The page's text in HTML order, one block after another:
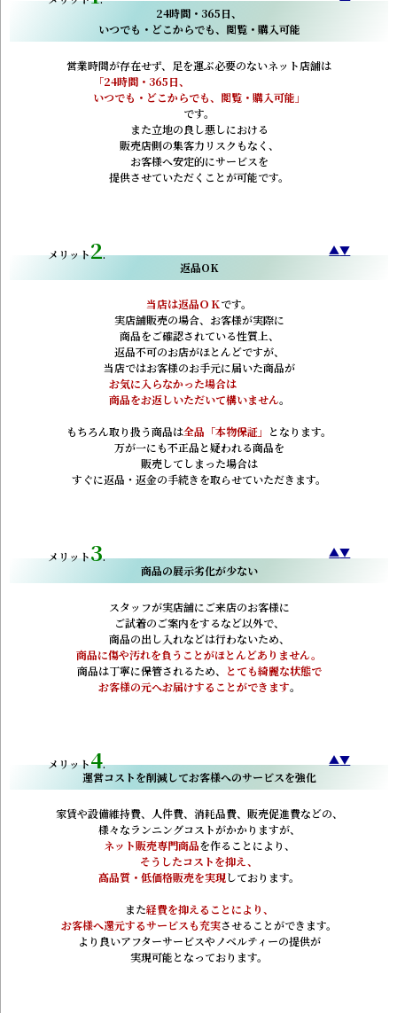
24時間・365日、
いつでも・どこからでも、閲覧・購入可能
営業時間が存在せず、足を運ぶ必要のないネット店舗は
「24時間・365日、
いつでも・どこからでも、閲覧・購入可能 」
です。
また立地の良し悪しにおける
販売店側の集客力リスクもなく、
お客様へ安定的にサービスを
提供させていただくことが可能です。
▲▼
2.
返品OK
当店は返品ＯＫです。
実店舗販売の場合、お客様が実際に
商品をご確認されている性質上、
返品不可のお店がほとんどですが、
当店ではお客様のお手元に届いた商品が
お気に入らなかった場合は
商品をお返しいただいて構いません。
もちろん取り扱う商品は全品「本物保証」 となります。
万が一にも不正品と疑われる商品を
販売してしまった場合は
すぐに返品・返金の手続きを取らせていただきます。
▲▼
3.
商品の展示劣化が少ない
スタッフが実店舗にご来店のお客様に
ご試着のご案内をするなど以外で、
商品の出し入れなどは行わないため、
商品に傷や汚れを負うことがほとんどありません。
商品は丁寧に保管されるため、
とても綺麗な状態で
お客様の元へお届けすることができます。
▲▼
4.
運営コストを削減してお客様へのサービスを強化
家賃や設備維持費、人件費、消耗品費、販売促進費などの、
様々なランニングコストがかかりますが、
ネット販売専門商品を作ることにより、
そうしたコストを抑え、
高品質・低価格販売を実現しております。
また経費を抑えることにより、
お客様へ還元するサービスも充実させることができます。
より良いアフターサービスやノベルティーの提供が
実現可能となっております。